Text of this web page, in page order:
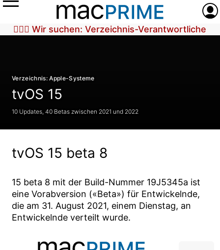
Menü
🕵🏼‍♀️ Wir suchen: Verzeichnis-Verantwortliche
Verzeichnis: Apple-Systeme
tvOS 15
10 Updates, 40 Betas zwischen 2021 und 2022
tvOS 15 beta 8
15 beta 8 mit der Build-Nummer 19J5345a ist
eine Vorabversion («Beta») für Entwickelnde,
die am 31. August 2021, einem Dienstag, an
Entwickelnde verteilt wurde.